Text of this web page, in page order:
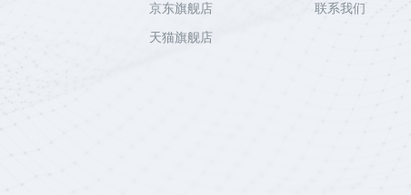
京东旗舰店
天猫旗舰店
联系我们